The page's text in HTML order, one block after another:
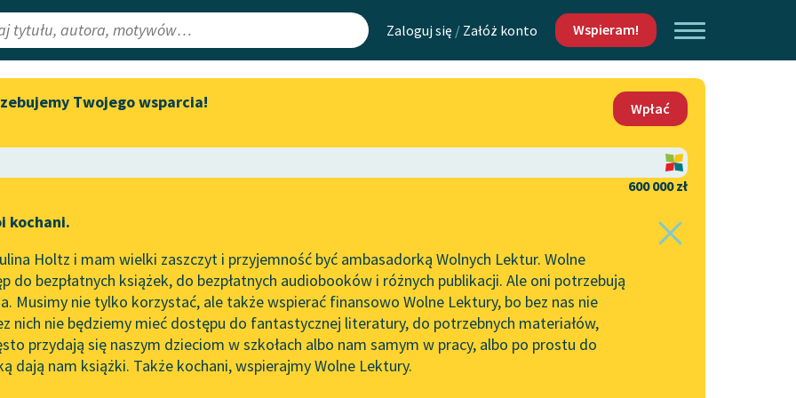
Zaloguj się / Załóż konto Wspieram!
Lektury
redakcyjne
Aktualności
„Prokurator Alicja Horn” do
literatury skandynawskiej
Spotkanie z Katarzyną Tunkiel
w Oslo
102. lata temu zmarł Joseph
Conrad
Mapa Wolnych Lektur
Leśmianator
API
OAI-PMH
Widget Wolnych Lektur
Kontakt
O projekcie
Zasady wykorzystania
Wolnych Lektur
Logotypy
Materiały promocyjne
Twojego wsparcia!
Wpłać
600 000 zł
kochani.
Holtz i mam wielki zaszczyt i przyjemność być ambasadorką Wolnych Lektur. Wolne
do bezpłatnych książek, do bezpłatnych audiobooków i różnych publikacji. Ale oni potrzebują
Musimy nie tylko korzystać, ale także wspierać finansowo Wolne Lektury, bo bez nas nie
nich nie będziemy mieć dostępu do fantastycznej literatury, do potrzebnych materiałów,
przydają się naszym dzieciom w szkołach albo nam samym w pracy, albo po prostu do
dają nam książki. Także kochani, wspierajmy Wolne Lektury.
Elżbieta Drużbacka✖